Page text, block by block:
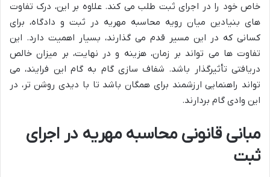
خاص خود را در اجرای ثبت طلب می کند. علاوه بر این، درک تفاوت
های بنیادین میان رویه محاسبه مهریه در ثبت و دادگاه، برای
کسانی که در این مسیر قدم می گذارند، بسیار اهمیت دارد. این
تفاوت ها می تواند بر زمان، هزینه و در نهایت، بر میزان خالص
دریافتی تأثیرگذار باشد. شفاف سازی گام به گام این فرایند، می
تواند راهنمایی ارزشمند برای همگان باشد تا با دیدی روشن تر، در
این وادی گام بردارند.
مبانی قانونی محاسبه مهریه در اجرای
ثبت